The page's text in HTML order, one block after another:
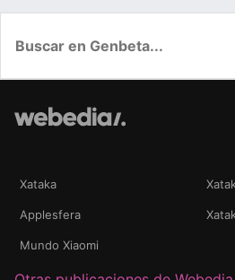
Xataka
Applesfera
Mundo Xiaomi